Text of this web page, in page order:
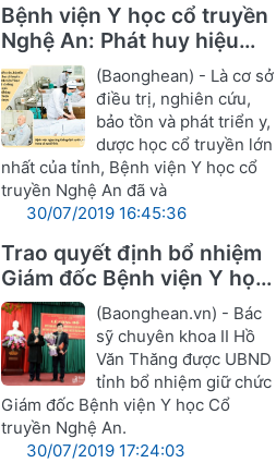
Bệnh viện Y học cổ truyền
Nghệ An: Phát huy hiệu
quả Đông y trong điều trị
(Baonghean) - Là cơ sở
điều trị, nghiên cứu,
bảo tồn và phát triển y,
dược học cổ truyền lớn
nhất của tỉnh, Bệnh viện Y học cổ
truyền Nghệ An đã và
30/07/2019 16:45:36
Trao quyết định bổ nhiệm
Giám đốc Bệnh viện Y học
cổ truyền Nghệ An
(Baonghean.vn) - Bác
sỹ chuyên khoa II Hồ
Văn Thăng được UBND
tỉnh bổ nhiệm giữ chức
Giám đốc Bệnh viện Y học Cổ
truyền Nghệ An.
30/07/2019 17:24:03